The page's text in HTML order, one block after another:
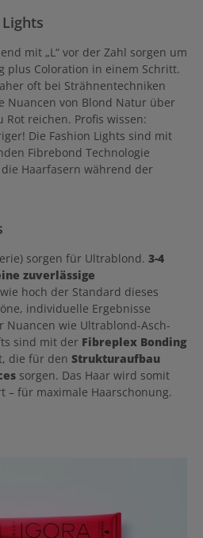
mit „L“ vor der Zahl sorgen um
plus Coloration in einem Schritt.
oft bei Strähnentechniken
Nuancen von Blond Natur über
Rot reichen. Profis wissen:
Die Fashion Lights sind mit
Fibrebond Technologie
Haarfasern während der
sorgen für Ultrablond. 3-4
zuverlässige
hoch der Standard dieses
individuelle Ergebnisse
Nuancen wie Ultrablond-Asch-
sind mit der Fibreplex Bonding
die für den Strukturaufbau
sorgen. Das Haar wird somit
für maximale Haarschonung.